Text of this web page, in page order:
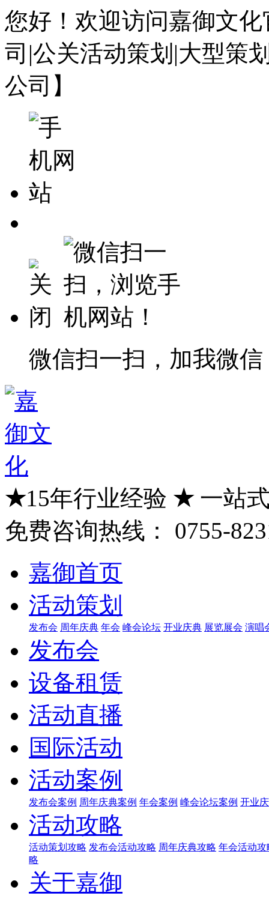
您好！欢迎访问嘉御文
司|公关活动策划|大型策
公司】
微信扫一扫，加我微信
★15年行业经验 ★一站
免费咨询热线：
0755-
嘉御首页
活动策划
发布会 周年庆典 年会 峰会论坛 开业庆典 展览展会 演唱
发布会
设备租赁
活动直播
国际活动
活动案例
发布会案例 周年庆典案例 年会案例 峰会论坛案例 开业
活动攻略
活动策划攻略 发布会活动攻略 周年庆典攻略 年会活动攻
略
关于嘉御